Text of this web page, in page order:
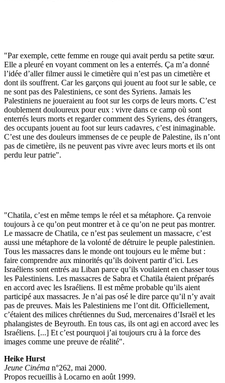
"Par exemple, cette femme en rouge qui avait perdu sa petite sœur.
Elle a pleuré en voyant comment on les a enterrés. Ça m’a donné
l’idée d’aller filmer aussi le cimetière qui n’est pas un cimetière et
dont ils souffrent. Car les garçons qui jouent au foot sur le sable, ce
ne sont pas des Palestiniens, ce sont des Syriens. Jamais les
Palestiniens ne joueraient au foot sur les corps de leurs morts. C’est
doublement douloureux pour eux : vivre dans ce camp où sont
enterrés leurs morts et regarder comment des Syriens, des étrangers,
des occupants jouent au foot sur leurs cadavres, c’est inimaginable.
C’est une des douleurs immenses de ce peuple de Palestine, ils n’ont
pas de cimetière, ils ne peuvent pas vivre avec leurs morts et ils ont
perdu leur patrie".
"Chatila, c’est en même temps le réel et sa métaphore. Ça renvoie
toujours à ce qu’on peut montrer et à ce qu’on ne peut pas montrer.
Le massacre de Chatila, ce n’est pas seulement un massacre, c’est
aussi une métaphore de la volonté de détruire le peuple palestinien.
Tous les massacres dans le monde ont toujours eu le même but :
faire comprendre aux minorités qu’ils doivent partir d’ici. Les
Israéliens sont entrés au Liban parce qu’ils voulaient en chasser tous
les Palestiniens. Les massacres de Sabra et Chatila étaient préparés
en accord avec les Israéliens. Il est même probable qu’ils aient
participé aux massacres. Je n’ai pas osé le dire parce qu’il n’y avait
pas de preuves. Mais les Palestiniens me l’ont dit. Officiellement,
c’étaient des milices chrétiennes du Sud, mercenaires d’Israël et les
phalangistes de Beyrouth. En tous cas, ils ont agi en accord avec les
Israéliens. [...] Et c’est pourquoi j’ai toujours cru à la force des
images comme une preuve de réalité".
Heike Hurst
Jeune Cinéma n°262, mai 2000.
Propos recueillis à Locarno en août 1999.